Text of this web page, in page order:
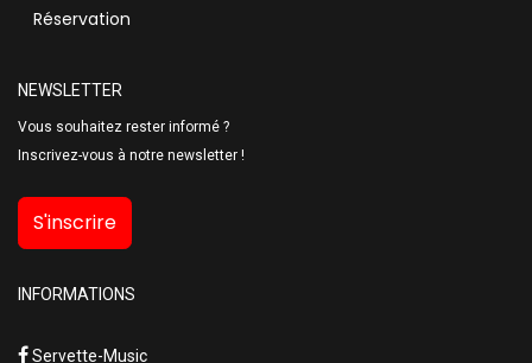
Réservation
NEWSLETTER
Vous souhaitez rester informé ?
Inscrivez-vous à notre newsletter !
S'inscrire
INFORMATIONS
Servette-Music